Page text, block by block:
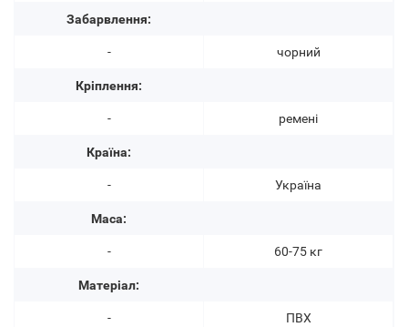
Забарвлення:
-
Кріплення:
-
Країна:
-
Маса:
-
Матеріал:
-
чорний
ремені
Україна
60-75 кг
ПВХ